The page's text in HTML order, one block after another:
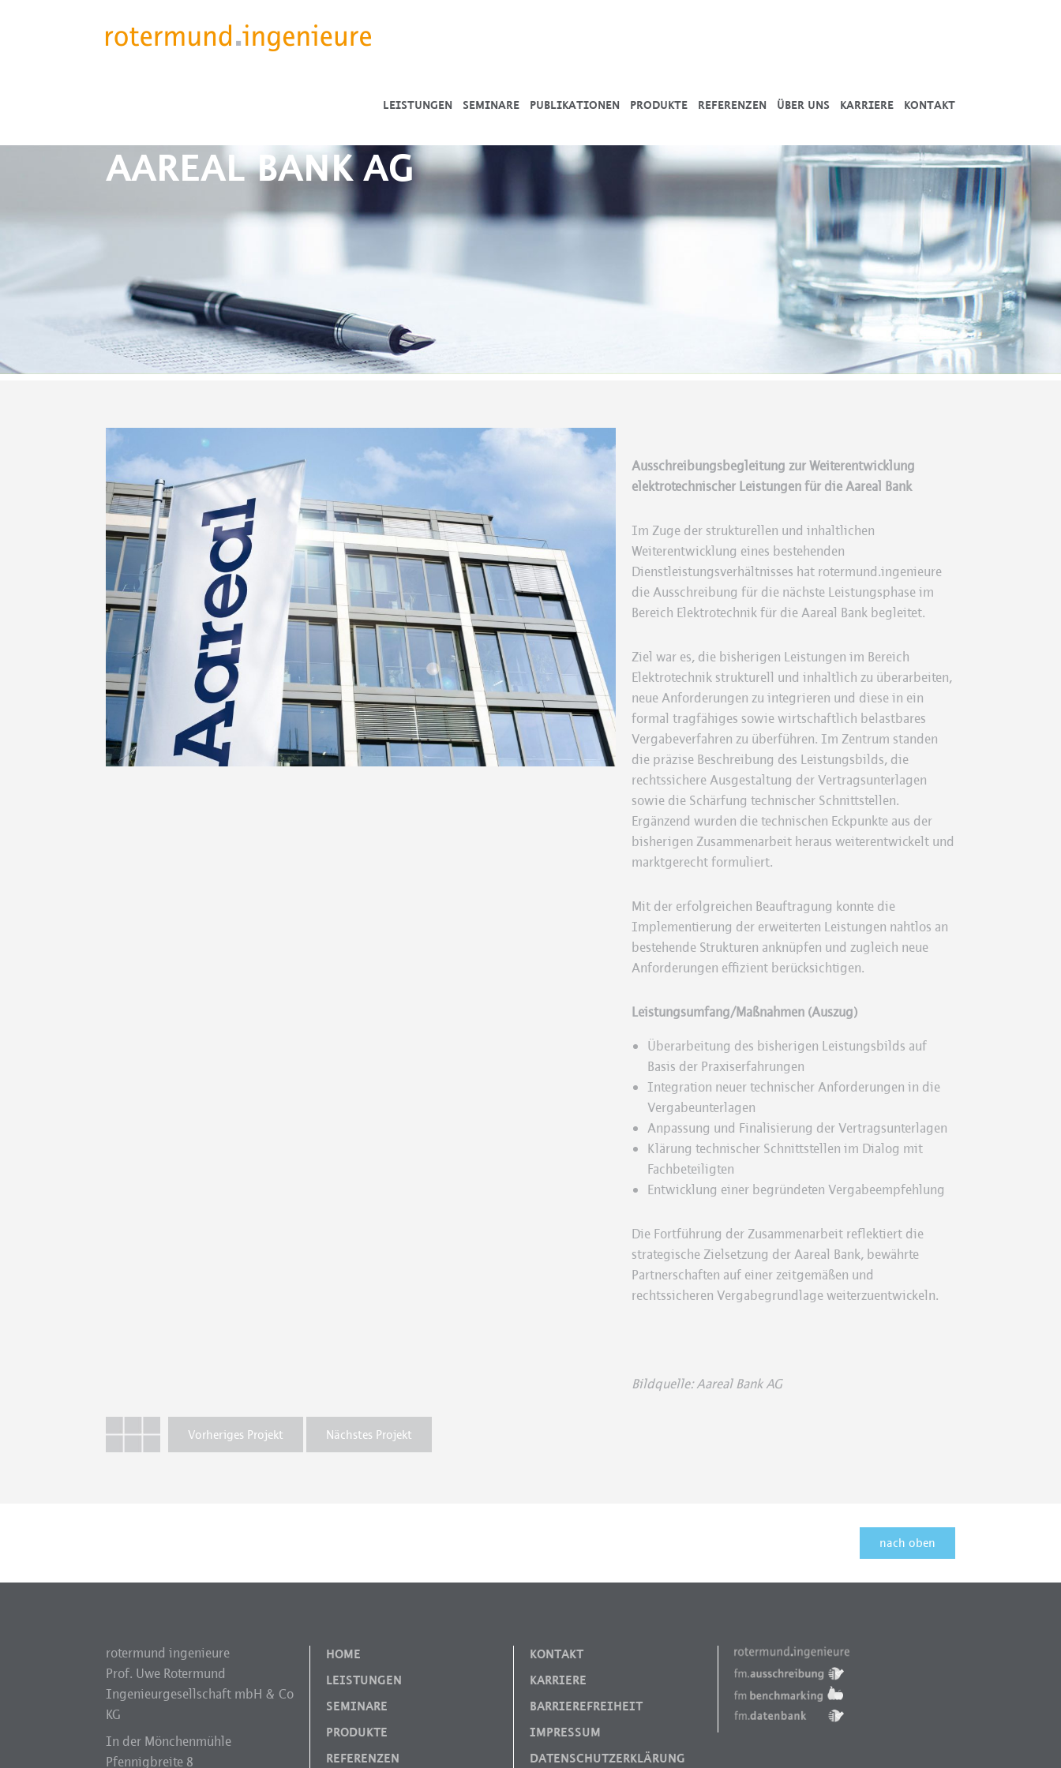
LEISTUNGEN SEMINARE PUBLIKATIONEN PRODUKTE REFERENZEN ÜBER UNS KARRIERE KONTAKT
AAREAL BANK AG
Ausschreibungsbegleitung zur Weiterentwicklung
elektrotechnischer Leistungen für die Aareal Bank
Im Zuge der strukturellen und inhaltlichen
Weiterentwicklung eines bestehenden
Dienstleistungsverhältnisses hat rotermund.ingenieure
die Ausschreibung für die nächste Leistungsphase im
Bereich Elektrotechnik für dieAareal Bankbegleitet.
Ziel war es, die bisherigen Leistungen im Bereich
Elektrotechnik strukturell und inhaltlich zu überarbeiten,
neue Anforderungen zu integrieren und diese in ein
formal tragfähiges sowie wirtschaftlich belastbares
Vergabeverfahren zu überführen. Im Zentrum standen
die präzise Beschreibung des Leistungsbilds, die
rechtssichere Ausgestaltung der Vertragsunterlagen
sowie die Schärfung technischer Schnittstellen.
Ergänzend wurden die technischen Eckpunkte aus der
bisherigen Zusammenarbeit heraus weiterentwickelt und
marktgerecht formuliert.
Mit der erfolgreichen Beauftragung konnte die
Implementierung der erweiterten Leistungen nahtlos an
bestehende Strukturen anknüpfen und zugleich neue
Anforderungen effizient berücksichtigen.
Leistungsumfang/Maßnahmen (Auszug)
Überarbeitung des bisherigen Leistungsbilds auf
Basis der Praxiserfahrungen
Integration neuer technischer Anforderungen in die
Vergabeunterlagen
Anpassung und Finalisierung der Vertragsunterlagen
Klärung technischer Schnittstellen im Dialog mit
Fachbeteiligten
Entwicklung einer begründeten Vergabeempfehlung
Die Fortführung der Zusammenarbeit reflektiert die
strategische Zielsetzung der Aareal Bank, bewährte
Partnerschaften auf einer zeitgemäßen und
rechtssicheren Vergabegrundlage weiterzuentwickeln.
Bildquelle: Aareal Bank AG
Vorheriges Projekt Nächstes Projekt
nach oben
rotermund ingenieure
Prof. Uwe Rotermund
Ingenieurgesellschaft mbH & Co
KG
In der Mönchenmühle
Pfennigbreite 8
HOME
LEISTUNGEN
SEMINARE
PRODUKTE
REFERENZEN
KONTAKT
KARRIERE
BARRIEREFREIHEIT
IMPRESSUM
DATENSCHUTZERKLÄRUNG